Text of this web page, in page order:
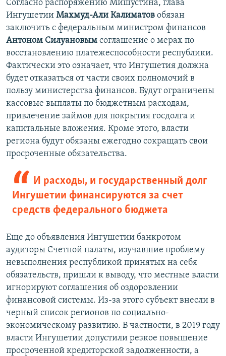
Согласно распоряжению Мишустина, глава
Ингушетии Махмуд-Али Калиматов обязан
заключить с федеральным министром финансов
Антоном Силуановым соглашение о мерах по
восстановлению платежеспособности республики.
Фактически это означает, что Ингушетия должна
будет отказаться от части своих полномочий в
пользу министерства финансов. Будут ограничены
кассовые выплаты по бюджетным расходам,
привлечение займов для покрытия госдолга и
капитальные вложения. Кроме этого, власти
региона будут обязаны ежегодно сокращать свои
просроченные обязательства.
И расходы, и государственный долг
Ингушетии финансируются за счет
средств федерального бюджета
Еще до объявления Ингушетии банкротом
аудиторы Счетной палаты, изучавшие проблему
невыполнения республикой принятых на себя
обязательств, пришли к выводу, что местные власти
игнорируют соглашения об оздоровлении
финансовой системы. Из-за этого субъект внесли в
черный список регионов по социально-
экономическому развитию. В частности, в 2019 году
власти Ингушетии допустили резкое повышение
просроченной кредиторской задолженности, а